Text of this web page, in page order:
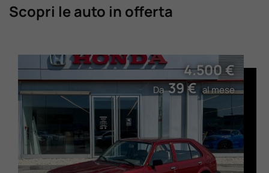
Scopri le auto in offerta
4.500 €
Da39 €al mese